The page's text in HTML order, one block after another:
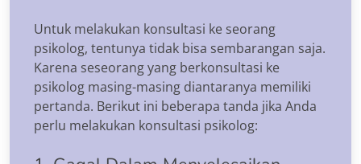
Untuk melakukan konsultasi ke seorang
psikolog, tentunya tidak bisa sembarangan saja.
Karena seseorang yang berkonsultasi ke
psikolog masing-masing diantaranya memiliki
pertanda. Berikut ini beberapa tanda jika Anda
perlu melakukan konsultasi psikolog: